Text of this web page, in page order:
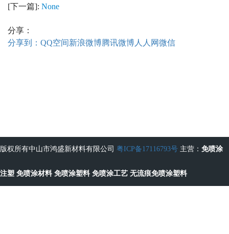
[下一篇]: None
分享：
分享到： QQ空间新浪微博腾讯微博 人人网微信
版权所有中山市鸿盛新材料有限公司 粤ICP备17116793号 主营： 免喷涂
注塑 免喷涂材料 免喷涂塑料 免喷涂工艺 无流痕免喷涂塑料